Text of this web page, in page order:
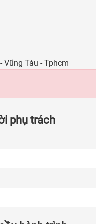
Vũng Tàu - Tphcm
phụ trách